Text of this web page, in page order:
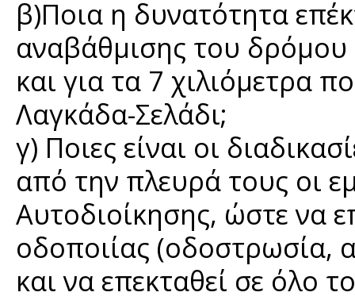
β)Ποια η δυνατότητα
αναβάθμισης του
και για τα 7 χιλιόμετρα
Λαγκάδα-Σελάδι;
γ) Ποιες είναι οι
από την πλευρά τους οι
Αυτοδιοίκησης, ώστε να
οδοποιίας (οδοστρωσία,
και να επεκταθεί σε όλο